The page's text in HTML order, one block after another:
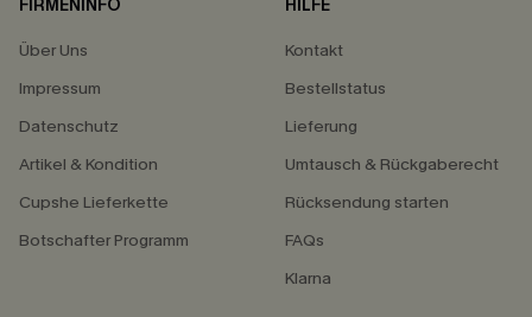
FIRMENINFO
Über Uns
Impressum
Datenschutz
Artikel & Kondition
Cupshe Lieferkette
Botschafter Programm
HILFE
Kontakt
Bestellstatus
Lieferung
Umtausch & Rückgaberecht
Rücksendung starten
FAQs
Klarna